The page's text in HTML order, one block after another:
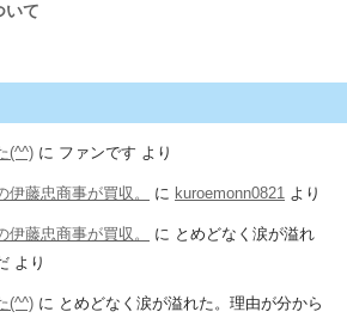
いて
(^^) に ファンです より
藤忠商事が買収。 に kuroemonn0821 より
藤忠商事が買収。 に とめどなく涙が溢れ
より
(^^) に とめどなく涙が溢れた。理由が分から